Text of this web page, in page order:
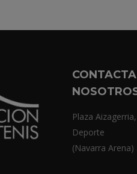
Plaza
Deporte
(Navarra